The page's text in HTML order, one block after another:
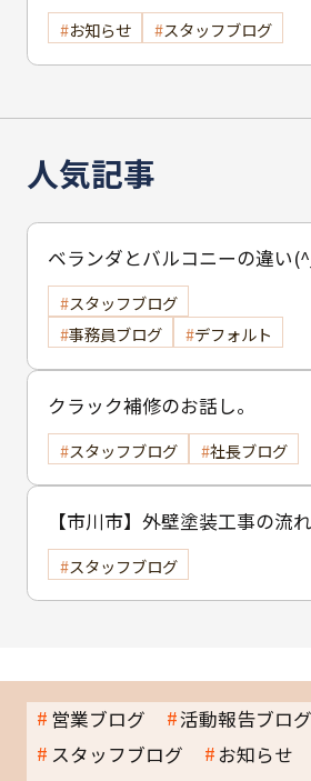
お知らせ スタッフブログ
人気記事
ベランダとバルコニーの違い
スタッフブログ
事務員ブログ
デフォルト
クラック補修のお話し。
スタッフブログ 社長ブログ
【市川市】外壁塗装工事の流
工程・作業内容をわかりやすく
スタッフブログ
営業ブログ
活動報告ブログ
スタッフブログ
お知らせ